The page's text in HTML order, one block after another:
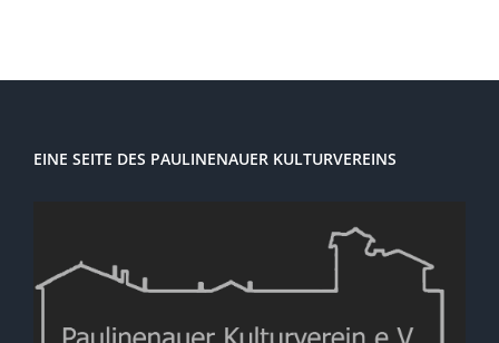
EINE SEITE DES PAULINENAUER KULTURVEREINS